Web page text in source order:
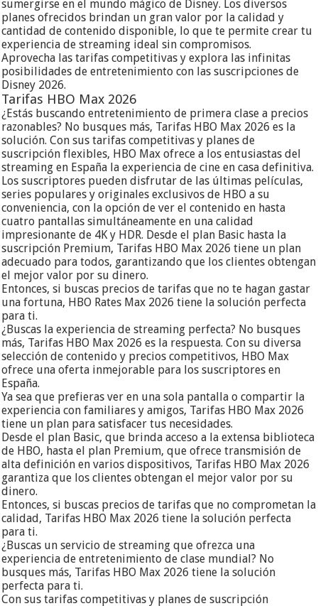
sumergirse en el mundo mágico de Disney. Los diversos
planes ofrecidos brindan un gran valor por la calidad y
cantidad de contenido disponible, lo que te permite crear tu
experiencia de streaming ideal sin compromisos.
Aprovecha las tarifas competitivas y explora las infinitas
posibilidades de entretenimiento con las suscripciones de
Disney 2026.
Tarifas HBO Max 2026
¿Estás buscando entretenimiento de primera clase a precios
razonables? No busques más, Tarifas HBO Max 2026 es la
solución. Con sus tarifas competitivas y planes de
suscripción flexibles, HBO Max ofrece a los entusiastas del
streaming en España la experiencia de cine en casa definitiva.
Los suscriptores pueden disfrutar de las últimas películas,
series populares y originales exclusivos de HBO a su
conveniencia, con la opción de ver el contenido en hasta
cuatro pantallas simultáneamente en una calidad
impresionante de 4K y HDR. Desde el plan Basic hasta la
suscripción Premium, Tarifas HBO Max 2026 tiene un plan
adecuado para todos, garantizando que los clientes obtengan
el mejor valor por su dinero.
Entonces, si buscas precios de tarifas que no te hagan gastar
una fortuna, HBO Rates Max 2026 tiene la solución perfecta
para ti.
¿Buscas la experiencia de streaming perfecta? No busques
más, Tarifas HBO Max 2026 es la respuesta. Con su diversa
selección de contenido y precios competitivos, HBO Max
ofrece una oferta inmejorable para los suscriptores en
España.
Ya sea que prefieras ver en una sola pantalla o compartir la
experiencia con familiares y amigos, Tarifas HBO Max 2026
tiene un plan para satisfacer tus necesidades.
Desde el plan Basic, que brinda acceso a la extensa biblioteca
de HBO, hasta el plan Premium, que ofrece transmisión de
alta definición en varios dispositivos, Tarifas HBO Max 2026
garantiza que los clientes obtengan el mejor valor por su
dinero.
Entonces, si buscas precios de tarifas que no comprometan la
calidad, Tarifas HBO Max 2026 tiene la solución perfecta
para ti.
¿Buscas un servicio de streaming que ofrezca una
experiencia de entretenimiento de clase mundial? No
busques más, Tarifas HBO Max 2026 tiene la solución
perfecta para ti.
Con sus tarifas competitivas y planes de suscripción